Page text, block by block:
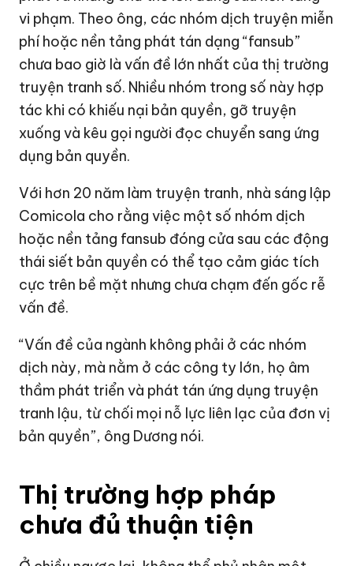
vi phạm. Theo ông, các nhóm dịch truyện miễn
phí hoặc nền tảng phát tán dạng “fansub”
chưa bao giờ là vấn đề lớn nhất của thị trường
truyện tranh số. Nhiều nhóm trong số này hợp
tác khi có khiếu nại bản quyền, gỡ truyện
xuống và kêu gọi người đọc chuyển sang ứng
dụng bản quyền.
Với hơn 20 năm làm truyện tranh, nhà sáng lập
Comicola cho rằng việc một số nhóm dịch
hoặc nền tảng fansub đóng cửa sau các động
thái siết bản quyền có thể tạo cảm giác tích
cực trên bề mặt nhưng chưa chạm đến gốc rễ
vấn đề.
“Vấn đề của ngành không phải ở các nhóm
dịch này, mà nằm ở các công ty lớn, họ âm
thầm phát triển và phát tán ứng dụng truyện
tranh lậu, từ chối mọi nỗ lực liên lạc của đơn vị
bản quyền”, ông Dương nói.
Thị trường hợp pháp
chưa đủ thuận tiện